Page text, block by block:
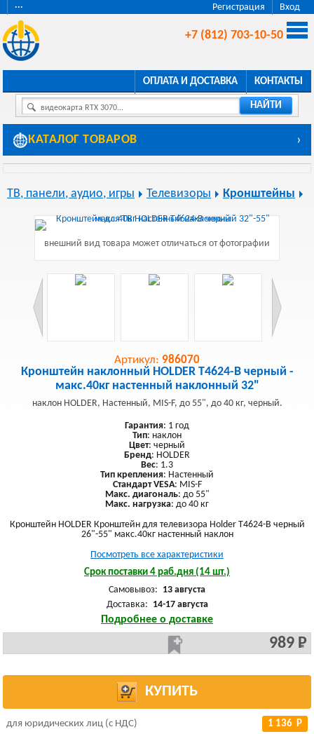
Регистрация Вход
···
+7 (812) 703-10-50
ОПЛАТА И ДОСТАВКА КОНТАКТЫ
видеокарта RTX 3070... НАЙТИ
КАТАЛОГ ТОВАРОВ ›
ТВ, панели, аудио, игры Телевизоры Кронштейны
внешний вид товара может отличаться от фотографии
Артикул: 986070
Кронштейн наклонный HOLDER T4624-B черный -
макс.40кг настенный наклонный 32"
наклон HOLDER, Настенный, MIS-F, до 55", до 40 кг, черный.
Гарантия: 1 год
Тип: наклон
Цвет: черный
Бренд: HOLDER
Вес: 1.3
Тип крепления: Настенный
Стандарт VESA: MIS-F
Макс. диагональ: до 55"
Макс. нагрузка: до 40 кг
Кронштейн HOLDER Кронштейн для телевизора Holder T4624-B черный
26"-55" макс.40кг настенный наклон
Посмотреть все характеристики
Срок поставки 4 раб.дня (14 шт.)
Самовывоз: 13 августа
Доставка: 14-17 августа
Подробнее о доставке
989 Р
КУПИТЬ
для юридических лиц (с НДС) 1 136 Р